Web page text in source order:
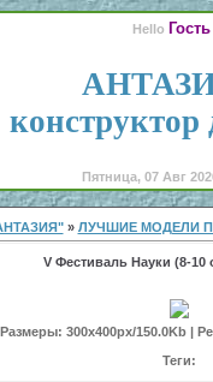
Hello Гость
конструктор
Пятница, 07 Авг
» ЛУЧШИЕ МОДЕЛИ
V Фестиваль Науки (8-10
300x400px/150.0Kb |
Теги: